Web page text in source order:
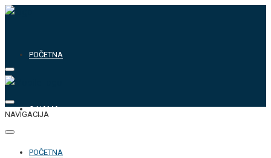
POČETNA
O NAMA
NAVIGACIJA
POČETNA